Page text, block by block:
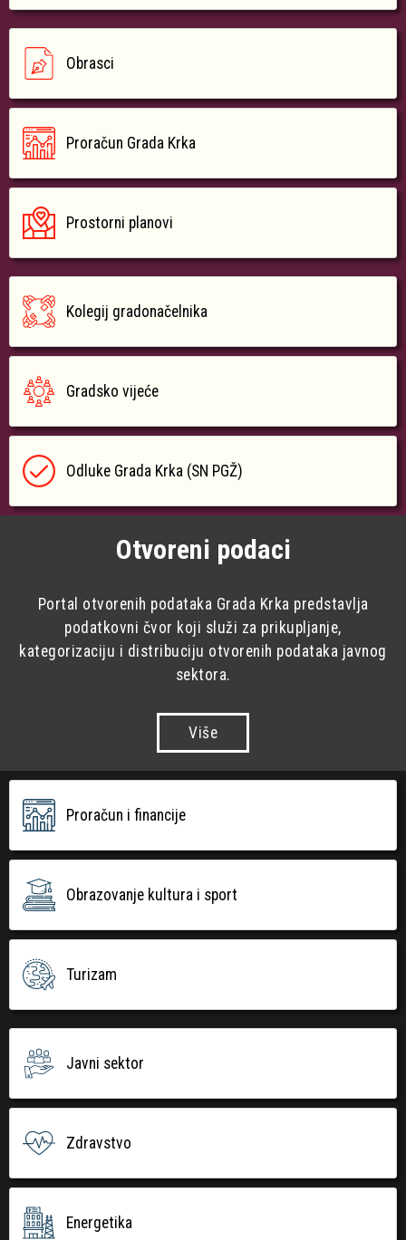
Obrasci
Proračun Grada Krka
Prostorni planovi
Kolegij gradonačelnika
Gradsko vijeće
Odluke Grada Krka (SN PGŽ)
Otvoreni podaci
Portal otvorenih podataka Grada Krka predstavlja
podatkovni čvor koji služi za prikupljanje,
kategorizaciju i distribuciju otvorenih podataka javnog
sektora.
Više
Proračun i financije
Obrazovanje kultura i sport
Turizam
Javni sektor
Zdravstvo
Energetika